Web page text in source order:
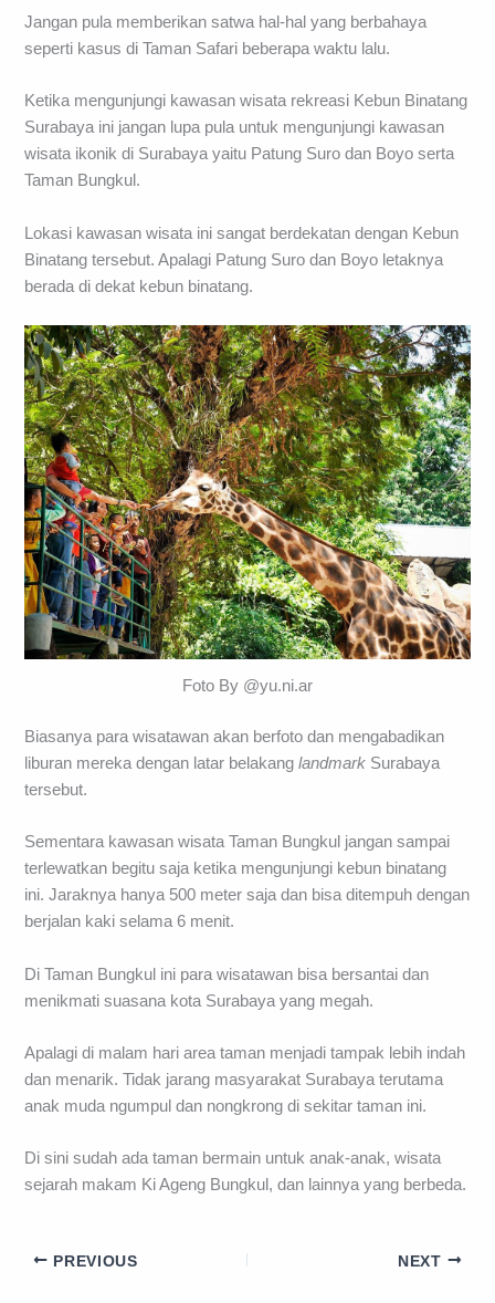
Jangan pula memberikan satwa hal-hal yang berbahaya
seperti kasus di Taman Safari beberapa waktu lalu.
Ketika mengunjungi kawasan wisata rekreasi Kebun Binatang
Surabaya ini jangan lupa pula untuk mengunjungi kawasan
wisata ikonik di Surabaya yaitu Patung Suro dan Boyo serta
Taman Bungkul.
Lokasi kawasan wisata ini sangat berdekatan dengan Kebun
Binatang tersebut. Apalagi Patung Suro dan Boyo letaknya
berada di dekat kebun binatang.
Foto By @yu.ni.ar
Biasanya para wisatawan akan berfoto dan mengabadikan
liburan mereka dengan latar belakanglandmark Surabaya
tersebut.
Sementara kawasan wisata Taman Bungkul jangan sampai
terlewatkan begitu saja ketika mengunjungi kebun binatang
ini. Jaraknya hanya 500 meter saja dan bisa ditempuh dengan
berjalan kaki selama 6 menit.
Di Taman Bungkul ini para wisatawan bisa bersantai dan
menikmati suasana kota Surabaya yang megah.
Apalagi di malam hari area taman menjadi tampak lebih indah
dan menarik. Tidak jarang masyarakat Surabaya terutama
anak muda ngumpul dan nongkrong di sekitar taman ini.
Di sini sudah ada taman bermain untuk anak-anak, wisata
sejarah makam Ki Ageng Bungkul, dan lainnya yang berbeda.
PREVIOUS NEXT